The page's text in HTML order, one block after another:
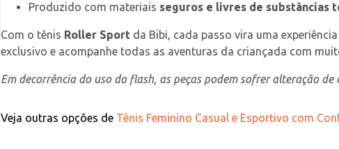
Produzido com materiais seguros e livres de substâncias
Com o tênis Roller Sport da Bibi, cada passo vira uma
exclusivo e acompanhe todas as aventuras da criançada com
Em decorrência do uso do flash, as peças podem sofrer alteração de
Veja outras opções de Tênis Feminino Casual e Esportivo com